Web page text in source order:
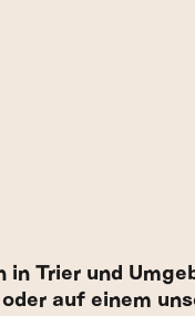
in Trier und
auf einem